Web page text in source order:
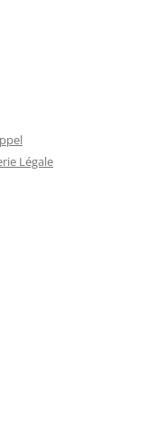
Légale